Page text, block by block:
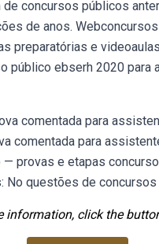
concursos públicos
de anos.
preparatórias e
público ebserh 2020
comentada para
comentada para
provas e etapas
No questões de concursos
information, click the